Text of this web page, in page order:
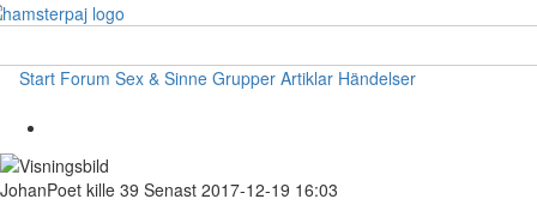
Start Forum Sex & Sinne Grupper Artiklar Händelser
JohanPoet kille 39 Senast 2017-12-19 16:03